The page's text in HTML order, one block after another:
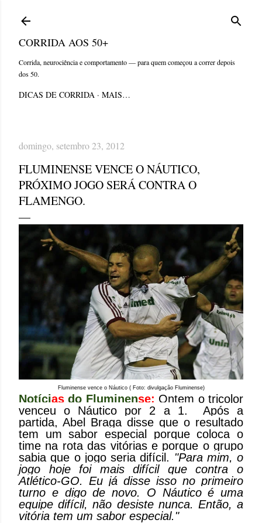
CORRIDA AOS 50+
Corrida, neurociência e comportamento — para quem começou a correr depois
dos 50.
DICAS DE CORRIDA MAIS…
domingo, setembro 23, 2012
FLUMINENSE VENCE O NÁUTICO,
PRÓXIMO JOGO SERÁ CONTRA O
FLAMENGO.
Fluminense vence o Náutico ( Foto: divulgação Fluminense)
Notícias do Fluminense: Ontem o tricolor
venceu o Náutico por 2 a 1.
Após a
partida, Abel Braga disse que o resultado
tem um sabor especial porque coloca o
time na rota das vitórias e porque o grupo
sabia que o jogo seria difícil. "Para mim, o
jogo hoje foi mais difícil que contra o
Atlético-GO. Eu já disse isso no primeiro
turno e digo de novo. O Náutico é uma
equipe difícil, não desiste nunca. Então, a
vitória tem um sabor especial."